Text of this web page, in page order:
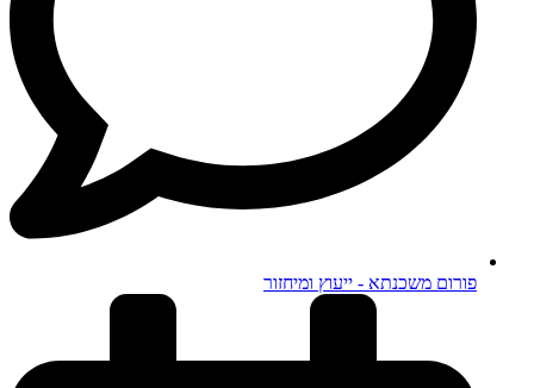
פורום משכנתא - ייעוץ ומיחזור